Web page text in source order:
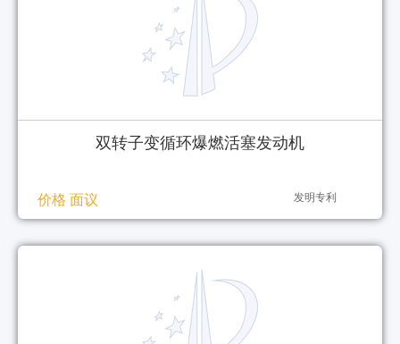
双转子变循环爆燃活塞发动机
价格 面议 发明专利